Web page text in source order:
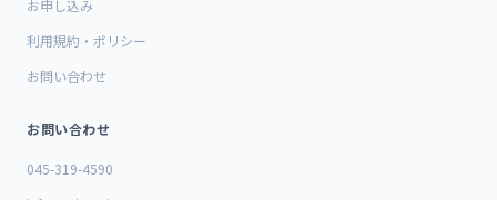
お申し込み
利用規約・ポリシー
お問い合わせ
お問い合わせ
045-319-4590